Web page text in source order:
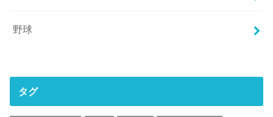
野球
タグ